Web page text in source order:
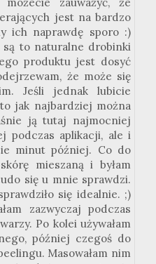
jest na bardzo
ich naprawdę sporo :)
to naturalne drobinki
produktu jest dosyć
że może się
Jeśli jednak lubicie
jak najbardziej można
ją tutaj najmocniej
podczas aplikacji, ale i
minut później. Co do
mieszaną i byłam
się u mnie sprawdzi.
się idealnie. ;)
zazwyczaj podczas
Po kolei używałam
później czegoś do
Masowałam nim